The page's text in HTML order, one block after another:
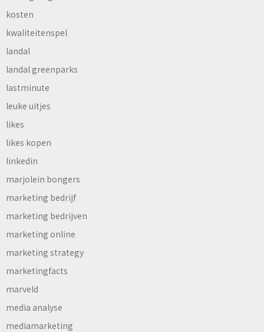
kosten
kwaliteitenspel
landal
landal greenparks
lastminute
leuke uitjes
likes
likes kopen
linkedin
marjolein bongers
marketing bedrijf
marketing bedrijven
marketing online
marketing strategy
marketingfacts
marveld
media analyse
mediamarketing